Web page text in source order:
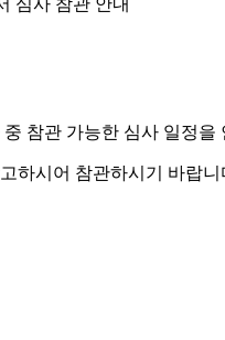
심사 참관 안내
참관 가능한 심사 일정을
하시어 참관하시기 바랍니